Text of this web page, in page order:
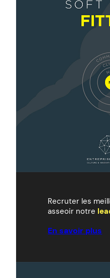
Recruter les
asseoir notre
En savoir plus